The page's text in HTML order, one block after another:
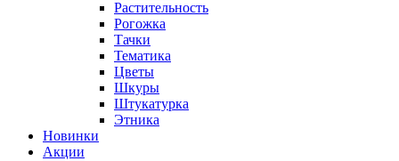
Растительность
Рогожка
Тачки
Тематика
Цветы
Шкуры
Штукатурка
Этника
Новинки
Акции